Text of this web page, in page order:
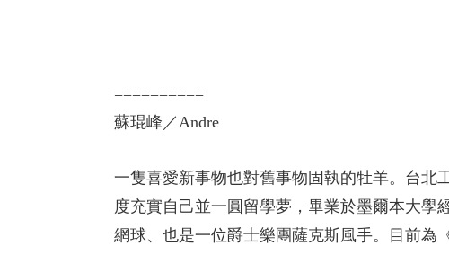
==========
蘇琨峰／Andre
一隻喜愛新事物也對舊事物固執的牡羊。台北
度充實自己並一圓留學夢，畢業於墨爾本大學
網球、也是一位爵士樂團薩克斯風手。目前為